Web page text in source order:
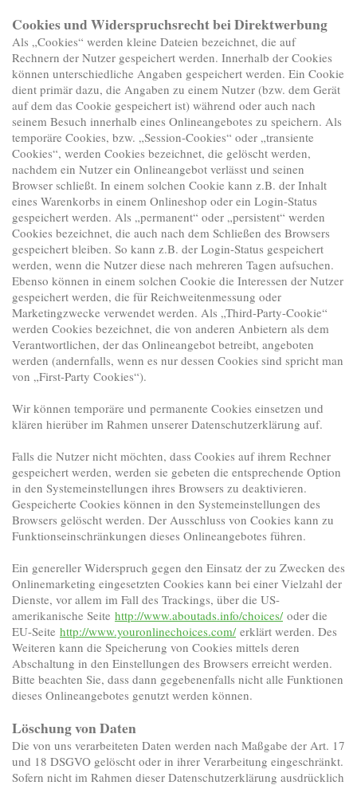
Cookies und Widerspruchsrecht bei Direktwerbung
Als „Cookies“ werden kleine Dateien bezeichnet, die auf
Rechnern der Nutzer gespeichert werden. Innerhalb der Cookies
können unterschiedliche Angaben gespeichert werden. Ein Cookie
dient primär dazu, die Angaben zu einem Nutzer (bzw. dem Gerät
auf dem das Cookie gespeichert ist) während oder auch nach
seinem Besuch innerhalb eines Onlineangebotes zu speichern. Als
temporäre Cookies, bzw. „Session-Cookies“ oder „transiente
Cookies“, werden Cookies bezeichnet, die gelöscht werden,
nachdem ein Nutzer ein Onlineangebot verlässt und seinen
Browser schließt. In einem solchen Cookie kann z.B. der Inhalt
eines Warenkorbs in einem Onlineshop oder ein Login-Status
gespeichert werden. Als „permanent“ oder „persistent“ werden
Cookies bezeichnet, die auch nach dem Schließen des Browsers
gespeichert bleiben. So kann z.B. der Login-Status gespeichert
werden, wenn die Nutzer diese nach mehreren Tagen aufsuchen.
Ebenso können in einem solchen Cookie die Interessen der Nutzer
gespeichert werden, die für Reichweitenmessung oder
Marketingzwecke verwendet werden. Als „Third-Party-Cookie“
werden Cookies bezeichnet, die von anderen Anbietern als dem
Verantwortlichen, der das Onlineangebot betreibt, angeboten
werden (andernfalls, wenn es nur dessen Cookies sind spricht man
von „First-Party Cookies“).
Wir können temporäre und permanente Cookies einsetzen und
klären hierüber im Rahmen unserer Datenschutzerklärung auf.
Falls die Nutzer nicht möchten, dass Cookies auf ihrem Rechner
gespeichert werden, werden sie gebeten die entsprechende Option
in den Systemeinstellungen ihres Browsers zu deaktivieren.
Gespeicherte Cookies können in den Systemeinstellungen des
Browsers gelöscht werden. Der Ausschluss von Cookies kann zu
Funktionseinschränkungen dieses Onlineangebotes führen.
Ein genereller Widerspruch gegen den Einsatz der zu Zwecken des
Onlinemarketing eingesetzten Cookies kann bei einer Vielzahl der
Dienste, vor allem im Fall des Trackings, über die US-
amerikanische Seite http://www.aboutads.info/choices/oder die
EU-Seite http://www.youronlinechoices.com/erklärt werden. Des
Weiteren kann die Speicherung von Cookies mittels deren
Abschaltung in den Einstellungen des Browsers erreicht werden.
Bitte beachten Sie, dass dann gegebenenfalls nicht alle Funktionen
dieses Onlineangebotes genutzt werden können.
Löschung von Daten
Die von uns verarbeiteten Daten werden nach Maßgabe der Art. 17
und 18 DSGVO gelöscht oder in ihrer Verarbeitung eingeschränkt.
Sofern nicht im Rahmen dieser Datenschutzerklärung ausdrücklich